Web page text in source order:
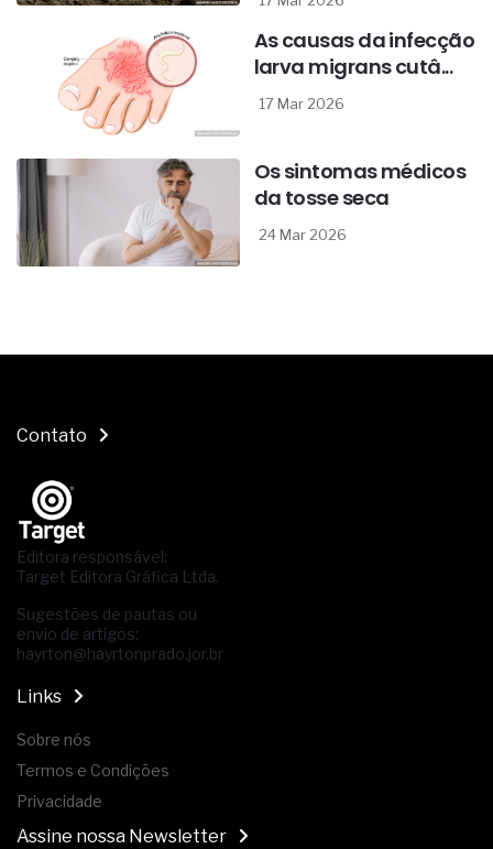
As causas da infecção
larva migrans cutâ...
17 Mar 2026
Os sintomas médicos
da tosse seca
24 Mar 2026
Contato
Editora responsável:
Target Editora Gráfica Ltda.
Sugestões de pautas ou
envio de artigos:
hayrton@hayrtonprado.jor.br
Links
Sobre nós
Termos e Condições
Privacidade
Assine nossa Newsletter